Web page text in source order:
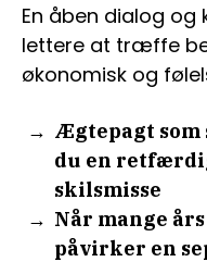
En åben dialog
lettere at træffe
økonomisk og
Ægtepagt som
du en
skilsmisse
Når mange
påvirker en